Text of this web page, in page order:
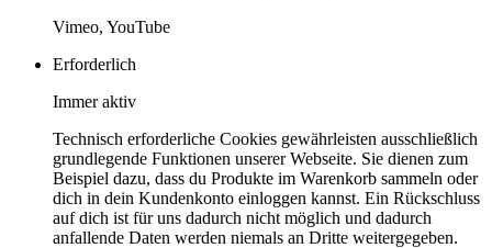
Vimeo, YouTube
Erforderlich
Immer aktiv
Technisch erforderliche Cookies gewährleisten ausschließlich
grundlegende Funktionen unserer Webseite. Sie dienen zum
Beispiel dazu, dass du Produkte im Warenkorb sammeln oder
dich in dein Kundenkonto einloggen kannst. Ein Rückschluss
auf dich ist für uns dadurch nicht möglich und dadurch
anfallende Daten werden niemals an Dritte weitergegeben.